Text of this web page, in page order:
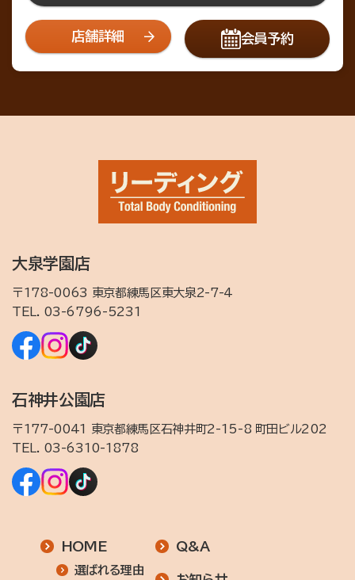
店舗詳細 会員予約
大泉学園店
〒178-0063 東京都練馬区東大泉2-7-4
TEL. 03-6796-5231
石神井公園店
〒177-0041 東京都練馬区石神井町2-15-8 町田ビル202
TEL. 03-6310-1878
HOME
選ばれる理由
Q&A